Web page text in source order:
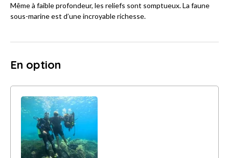
Même à faible profondeur, les reliefs sont somptueux. La faune
sous-marine est d’une incroyable richesse.
En option